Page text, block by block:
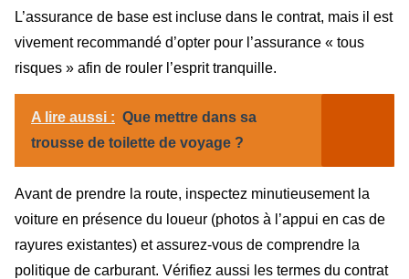
L’assurance de base est incluse dans le contrat, mais il est
vivement recommandé d’opter pour l’assurance « tous
risques » afin de rouler l’esprit tranquille.
A lire aussi : Que mettre dans sa
trousse de toilette de voyage ?
Avant de prendre la route, inspectez minutieusement la
voiture en présence du loueur (photos à l’appui en cas de
rayures existantes) et assurez-vous de comprendre la
politique de carburant. Vérifiez aussi les termes du contrat